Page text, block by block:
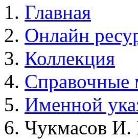
Главная
Онлайн
Коллекция
Справочные
Именной
Чукмасов И.